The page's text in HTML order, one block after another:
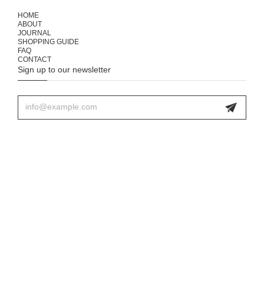
HOME
ABOUT
JOURNAL
SHOPPING GUIDE
FAQ
CONTACT
Sign up to our newsletter